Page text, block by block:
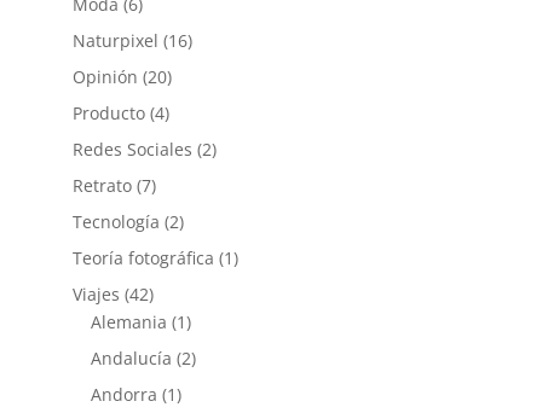
Naturpixel (16)
Opinión (20)
Producto(4)
Redes Sociales (2)
Retrato(7)
Tecnología (2)
Teoría fotográfica (1)
Viajes (42)
Alemania (1)
Andalucía (2)
Andorra (1)